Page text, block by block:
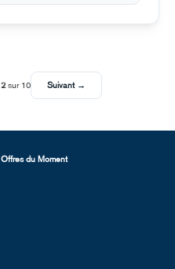
2 sur 10 Suivant →
Offres du Moment